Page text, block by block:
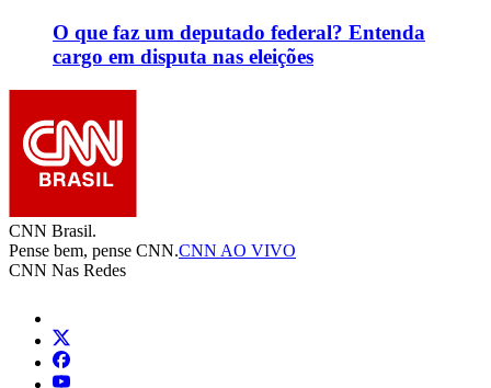
O que faz um deputado federal? Entenda
cargo em disputa nas eleições
CNN Brasil.
Pense bem, pense CNN.CNN AO VIVO
CNN Nas Redes